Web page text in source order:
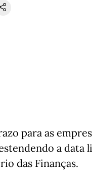
para as
a data
das Finanças.